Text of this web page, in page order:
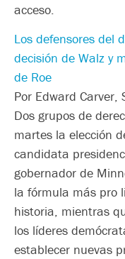
acceso.
Los defensores del
decisión de Walz y
de Roe
Por Edward Carver,
Dos grupos de
martes la elección
candidata
gobernador de
la fórmula más pro
historia, mientras
los líderes
establecer nuevas